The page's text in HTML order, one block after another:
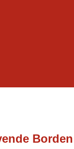
Borden